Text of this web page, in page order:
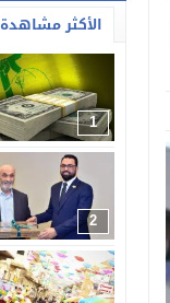
الأكثر مشاهدة
1
2